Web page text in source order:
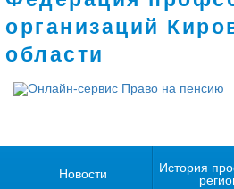
организаций
области
Новости
История